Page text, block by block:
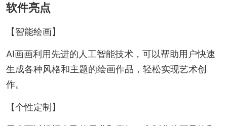
软件亮点
【智能绘画】
AI画画利用先进的人工智能技术，可以帮助用户快速
生成各种风格和主题的绘画作品，轻松实现艺术创
作。
【个性定制】